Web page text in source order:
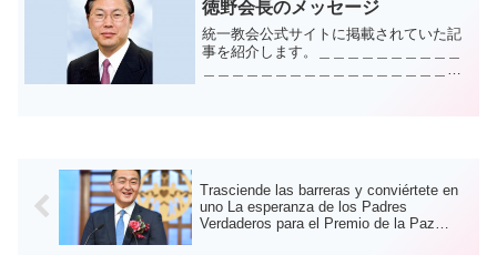
徳野会長のメッセージ
統一教会公式サイトに掲載されていた記
事を紹介します。＿＿＿＿＿＿＿＿＿＿
＿＿＿＿＿＿＿＿＿＿＿＿＿＿＿＿＿＿
Trasciende las barreras y conviértete en
uno La esperanza de los Padres
Verdaderos para el Premio de la Paz